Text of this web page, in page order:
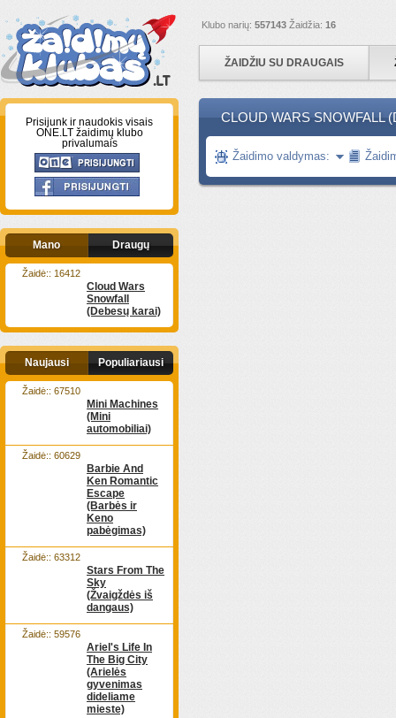
Klubo narių: 557143 Žaidžia: 16
ŽAIDŽIU SU DRAUGAIS
Prisijunk ir naudokis visais
ONE.LT žaidimų klubo
privalumais
Mano Draugų
Cloud Wars
Snowfall
(Debesų karai)
Žaidė:: 16412
Naujausi Populiariausi
Mini Machines
(Mini
automobiliai)
Žaidė:: 67510
Barbie And
Ken Romantic
Escape
(Barbės ir
Keno
pabėgimas)
Žaidė:: 60629
Stars From The
Sky
(Žvaigždės iš
dangaus)
Žaidė:: 63312
Ariel's Life In
The Big City
(Arielės
gyvenimas
dideliame
mieste)
Žaidė:: 59576
CLOUD WARS SNOWFALL
Žaidimo valdymas: